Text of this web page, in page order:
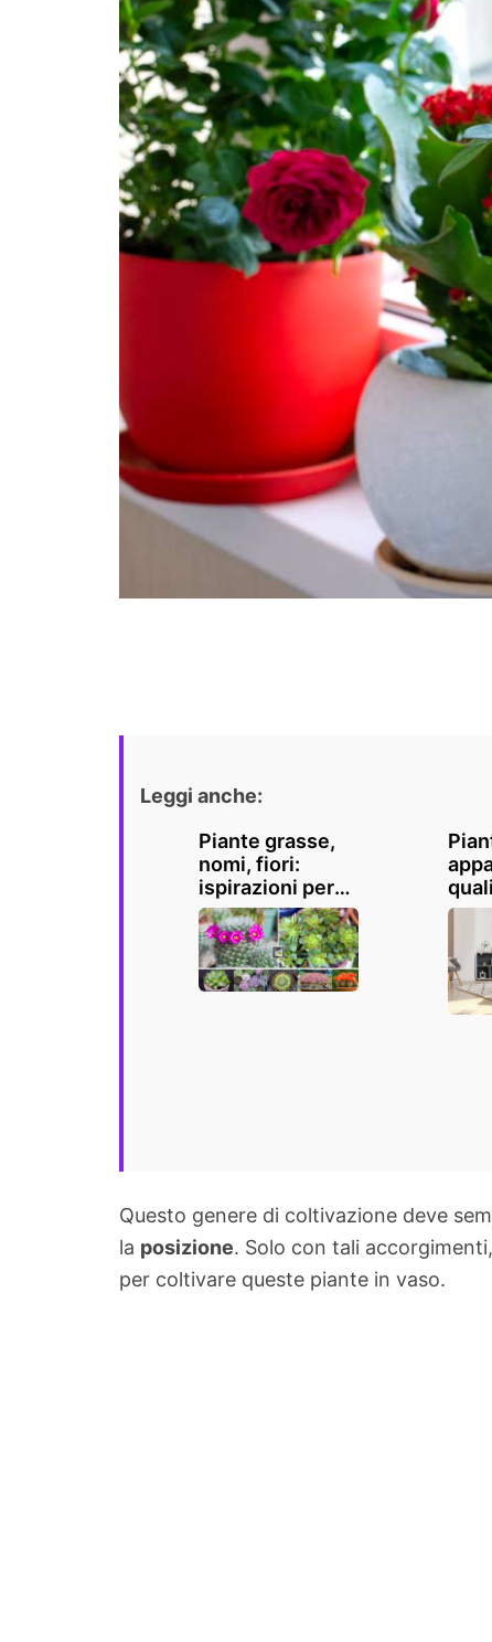
Leggi anche:
Piante grasse,
nomi, fiori:
ispirazioni per
un tocco esotico
in casa e
giardino
Questo genere di coltivazione deve
la posizione. Solo con tali
per coltivare queste piante in vaso.